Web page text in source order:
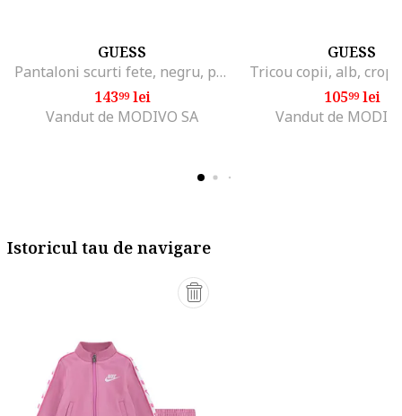
GUESS
Pantaloni scurti fete, negru, poliester-bumbac, casual
14399lei
Vandut de MODIVO SA
GUESS
Tricou copii, alb, crop,
10599lei
Vandut de
Istoricul tau de navigare